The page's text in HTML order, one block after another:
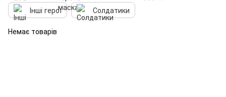
Інші герої
Солдатики
Немає товарів